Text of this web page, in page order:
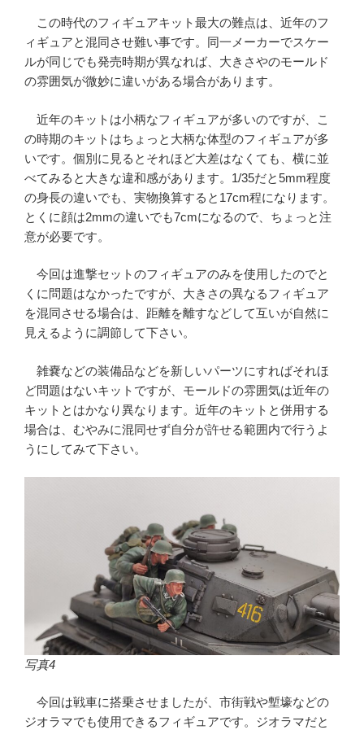
この時代のフィギュアキット最大の難点は、近年のフ
ィギュアと混同させ難い事です。同一メーカーでスケー
ルが同じでも発売時期が異なれば、大きさやのモールド
の雰囲気が微妙に違いがある場合があります。
近年のキットは小柄なフィギュアが多いのですが、こ
の時期のキットはちょっと大柄な体型のフィギュアが多
いです。個別に見るとそれほど大差はなくても、横に並
べてみると大きな違和感があります。1/35だと5mm程度
の身長の違いでも、実物換算すると17cm程になります。
とくに顔は2mmの違いでも7cmになるので、ちょっと注
意が必要です。
今回は進撃セットのフィギュアのみを使用したのでと
くに問題はなかったですが、大きさの異なるフィギュア
を混同させる場合は、距離を離すなどして互いが自然に
見えるように調節して下さい。
雑嚢などの装備品などを新しいパーツにすればそれほ
ど問題はないキットですが、モールドの雰囲気は近年の
キットとはかなり異なります。近年のキットと併用する
場合は、むやみに混同せず自分が許せる範囲内で行うよ
うにしてみて下さい。
写真4
今回は戦車に搭乗させましたが、市街戦や塹壕などの
ジオラマでも使用できるフィギュアです。ジオラマだと